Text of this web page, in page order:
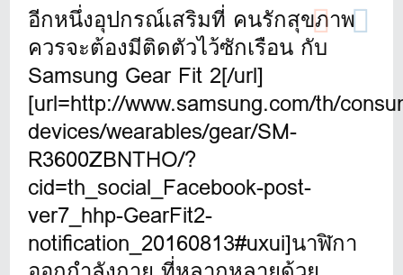
อีกหนึ่งอุปกรณ์เสริมที่ คนรักสุขภาพ
ควรจะต้องมีติดตัวไว้ซักเรือน กับ
Samsung Gear Fit 2[/url]
[url=http://www.samsung.com/th/
devices/wearables/gear/SM-
R3600ZBNTHO/?
cid=th_social_Facebook-post-
ver7_hhp-GearFit2-
notification_20160813#uxui]นาฬิกา